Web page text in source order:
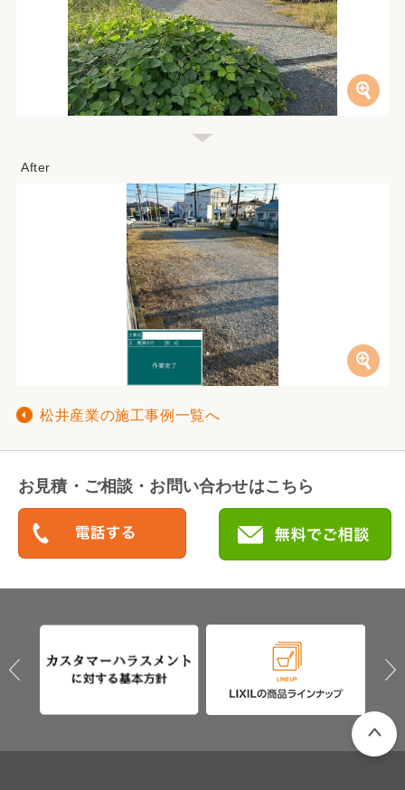
松井産業の施工事例一覧へ
お見積・ご相談・お問い合わせはこちら